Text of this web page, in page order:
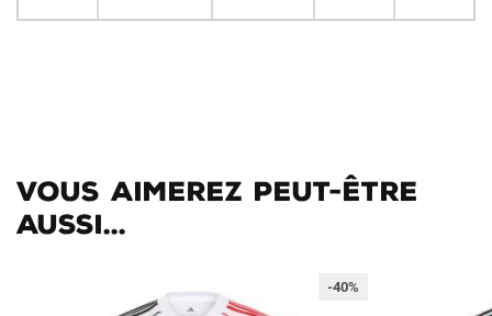
Vous aimerez peut-être
aussi...
-40%